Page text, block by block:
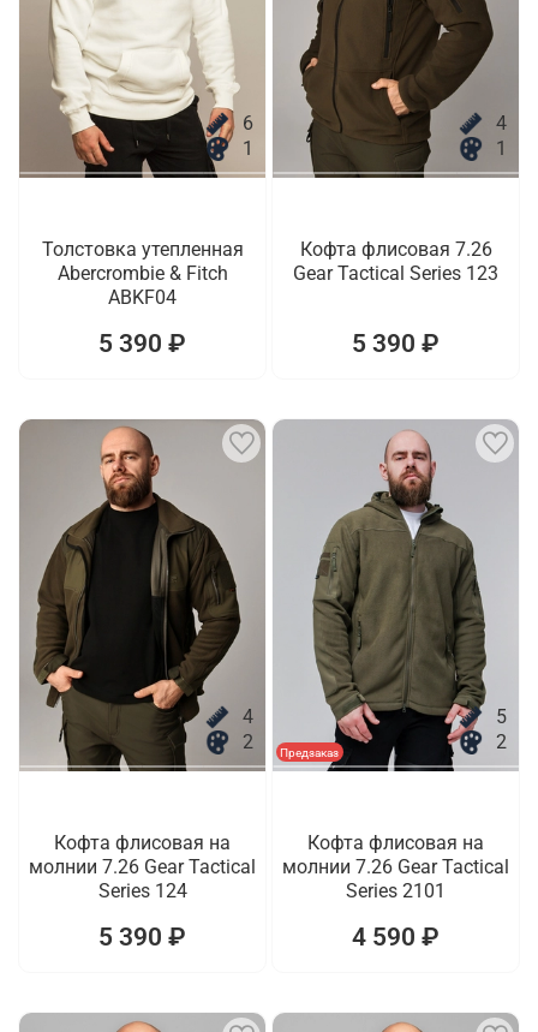
6
1
Толстовка утепленная
Abercrombie & Fitch
ABKF04
5 390 ₽
4
1
Кофта флисовая 7.26
Gear Tactical Series 123
5 390 ₽
4
2
Кофта флисовая на
молнии 7.26 Gear Tactical
Series 124
5 390 ₽
Предзаказ
5
2
Кофта флисовая на
молнии 7.26 Gear Tactical
Series 2101
4 590 ₽